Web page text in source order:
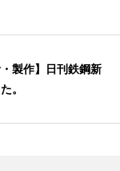
製作】日刊鉄鋼新
。